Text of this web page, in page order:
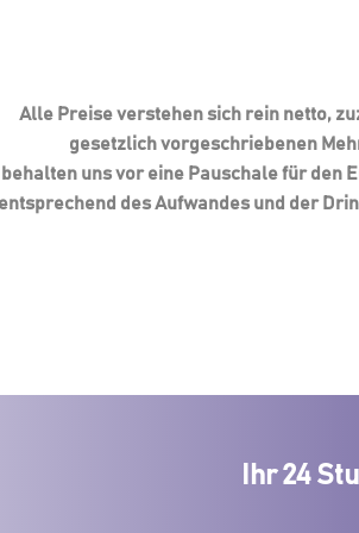
Alle Preise verstehen sich rein netto,
gesetzlich vorgeschriebenen
uns vor eine Pauschale für den
des Aufwandes und der
Ihr 24